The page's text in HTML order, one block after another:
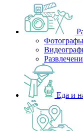
Фотографы
Еда и